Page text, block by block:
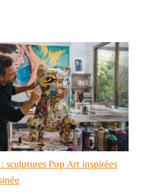
sculptures Pop Art inspirées